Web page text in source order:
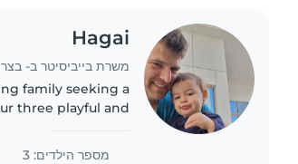
Hagai
משרת בייביסיטר ב-
family seeking a
three playful and
home is filled with..
מספר הילדים: 3